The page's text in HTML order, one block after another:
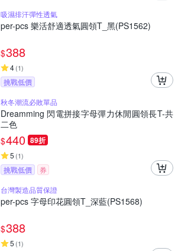
吸濕排汗彈性透氣
per-pcs 樂活舒適透氣圓領T_黑(PS1562)
$388
4(1)
挑戰低價
秋冬潮流必敗單品
Dreamming 閃電拼接字母彈力休閒圓領長T-共
二色
$440 89折
5 (1)
挑戰低價
券
台灣製造品質保證
per-pcs 字母印花圓領T_深藍(PS1568)
$388
5 (1)